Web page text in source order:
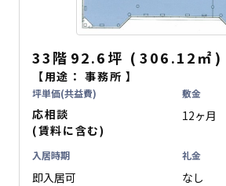
33階 92.6坪 ( 306.12㎡ )
【用途：事務所 】
坪単価(共益費)
応相談
(賃料に含む)
敷金
12ヶ月
入居時期
即入居可
礼金
なし